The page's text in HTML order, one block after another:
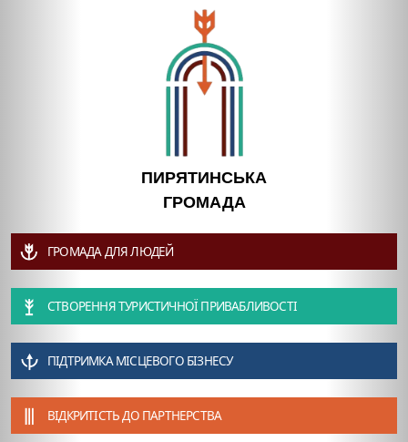
ПИРЯТИНСЬКА
ГРОМАДА
ГРОМАДА ДЛЯ ЛЮДЕЙ
СТВОРЕННЯ ТУРИСТИЧНОЇ ПРИВАБЛИВОСТІ
ПІДТРИМКА МІСЦЕВОГО БІЗНЕСУ
ВІДКРИТІСТЬ ДО ПАРТНЕРСТВА